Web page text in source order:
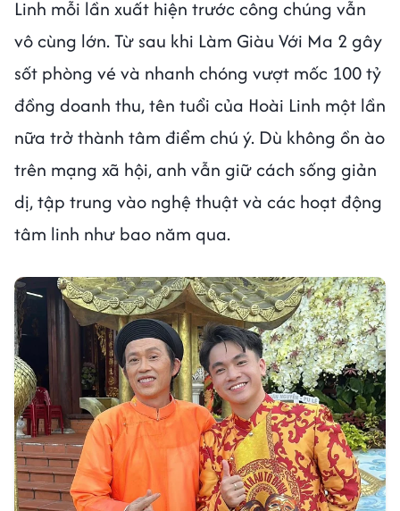
Linh mỗi lần xuất hiện trước công chúng vẫn
vô cùng lớn. Từ sau khi Làm Giàu Với Ma 2 gây
sốt phòng vé và nhanh chóng vượt mốc 100 tỷ
đồng doanh thu, tên tuổi của Hoài Linh một lần
nữa trở thành tâm điểm chú ý. Dù không ồn ào
trên mạng xã hội, anh vẫn giữ cách sống giản
dị, tập trung vào nghệ thuật và các hoạt động
tâm linh như bao năm qua.